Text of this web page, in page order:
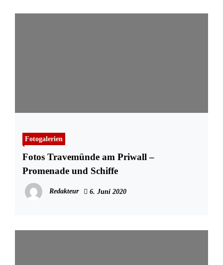
Fotogalerien
Fotos Travemünde am Priwall –
Promenade und Schiffe
Redakteur 6. Juni 2020